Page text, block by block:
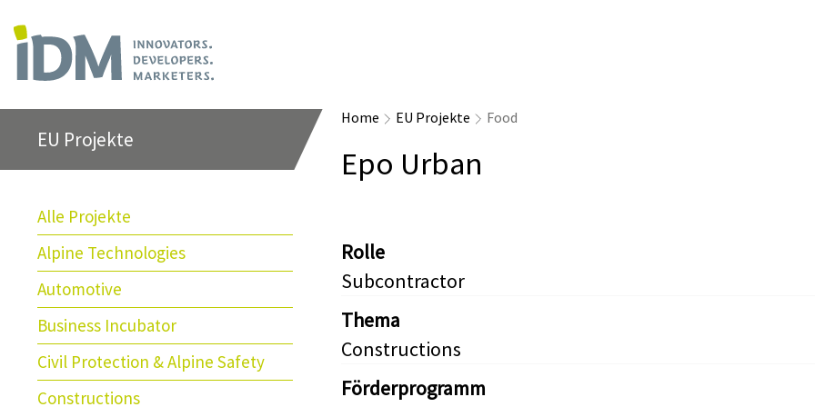
EU Projekte
Alle Projekte
Alpine Technologies
Automotive
Business Incubator
Civil Protection & Alpine Safety
Constructions
Home EU Projekte Food
Epo Urban
Rolle
Subcontractor
Thema
Constructions
Förderprogramm